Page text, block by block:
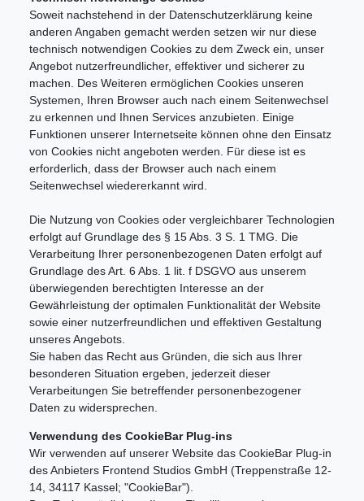
Soweit nachstehend in der Datenschutzerklärung keine
anderen Angaben gemacht werden setzen wir nur diese
technisch notwendigen Cookies zu dem Zweck ein, unser
Angebot nutzerfreundlicher, effektiver und sicherer zu
machen. Des Weiteren ermöglichen Cookies unseren
Systemen, Ihren Browser auch nach einem Seitenwechsel
zu erkennen und Ihnen Services anzubieten. Einige
Funktionen unserer Internetseite können ohne den Einsatz
von Cookies nicht angeboten werden. Für diese ist es
erforderlich, dass der Browser auch nach einem
Seitenwechsel wiedererkannt wird.
Die Nutzung von Cookies oder vergleichbarer Technologien
erfolgt auf Grundlage des § 15 Abs. 3 S. 1 TMG. Die
Verarbeitung Ihrer personenbezogenen Daten erfolgt auf
Grundlage des Art. 6 Abs. 1 lit. f DSGVO aus unserem
überwiegenden berechtigten Interesse an der
Gewährleistung der optimalen Funktionalität der Website
sowie einer nutzerfreundlichen und effektiven Gestaltung
unseres Angebots.
Sie haben das Recht aus Gründen, die sich aus Ihrer
besonderen Situation ergeben, jederzeit dieser
Verarbeitungen Sie betreffender personenbezogener
Daten zu widersprechen.
Verwendung des CookieBar Plug-ins
Wir verwenden auf unserer Website das CookieBar Plug-in
des Anbieters Frontend Studios GmbH (Treppenstraße 12-
14, 34117 Kassel; "CookieBar").